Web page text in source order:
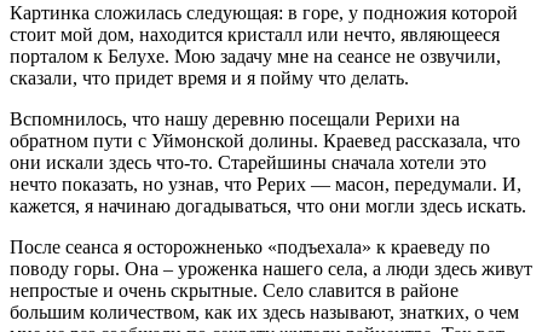
Картинка сложилась следующая: в горе, у подножия которой
стоит мой дом, находится кристалл или нечто, являющееся
порталом к Белухе. Мою задачу мне на сеансе не озвучили,
сказали, что придет время и я пойму что делать.
Вспомнилось, что нашу деревню посещали Рерихи на
обратном пути с Уймонской долины. Краевед рассказала, что
они искали здесь что-то. Старейшины сначала хотели это
нечто показать, но узнав, что Рерих — масон, передумали. И,
кажется, я начинаю догадываться, что они могли здесь искать.
После сеанса я осторожненько «подъехала» к краеведу по
поводу горы. Она – уроженка нашего села, а люди здесь живут
непростые и очень скрытные. Село славится в районе
большим количеством, как их здесь называют, знатких, о чем